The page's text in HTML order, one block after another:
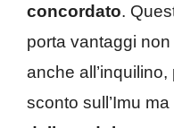
concordato.
porta vantaggi
anche
sconto sull’Imu